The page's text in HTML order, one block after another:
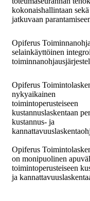
kokonaishallintaan sekä
jatkuvaan
Opiferus
selainkäyttöinen
Opiferus
nykyaikainen
toimintoperusteiseen
kustannuslaskentaan
kustannus- ja
Opiferus
on monipuolinen
toimintoperusteiseen
ja